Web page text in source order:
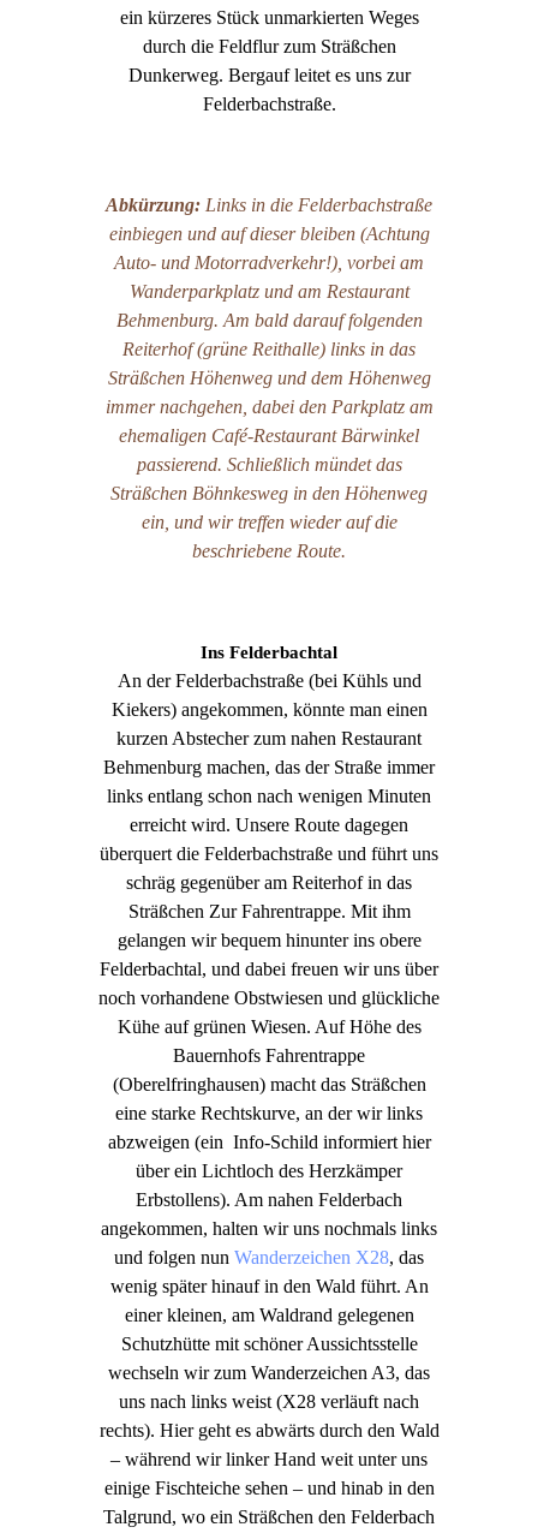
ein kürzeres Stück unmarkierten Weges
durch die Feldflur zum Sträßchen
Dunkerweg. Bergauf leitet es uns zur
Felderbachstraße.
Abkürzung: Links in die Felderbachstraße
einbiegen und auf dieser bleiben (Achtung
Auto- und Motorradverkehr!), vorbei am
Wanderparkplatz und am Restaurant
Behmenburg. Am bald darauf folgenden
Reiterhof (grüne Reithalle) links in das
Sträßchen Höhenweg und dem Höhenweg
immer nachgehen, dabei den Parkplatz am
ehemaligen Café-Restaurant Bärwinkel
passierend. Schließlich mündet das
Sträßchen Böhnkesweg in den Höhenweg
ein, und wir treffen wieder auf die
beschriebene Route.
Ins Felderbachtal
An der Felderbachstraße (bei Kühls und
Kiekers) angekommen, könnte man einen
kurzen Abstecher zum nahen Restaurant
Behmenburg machen, das der Straße immer
links entlang schon nach wenigen Minuten
erreicht wird. Unsere Route dagegen
überquert die Felderbachstraße und führt uns
schräg gegenüber am Reiterhof in das
Sträßchen Zur Fahrentrappe. Mit ihm
gelangen wir bequem hinunter ins obere
Felderbachtal, und dabei freuen wir uns über
noch vorhandene Obstwiesen und glückliche
Kühe auf grünen Wiesen. Auf Höhe des
Bauernhofs Fahrentrappe
(Oberelfringhausen) macht das Sträßchen
eine starke Rechtskurve, an der wir links
abzweigen (ein Info-Schild informiert hier
über ein Lichtloch des Herzkämper
Erbstollens). Am nahen Felderbach
angekommen, halten wir uns nochmals links
und folgen nun Wanderzeichen X28, das
wenig später hinauf in den Wald führt. An
einer kleinen, am Waldrand gelegenen
Schutzhütte mit schöner Aussichtsstelle
wechseln wir zum Wanderzeichen A3, das
uns nach links weist (X28 verläuft nach
rechts). Hier geht es abwärts durch den Wald
– während wir linker Hand weit unter uns
einige Fischteiche sehen – und hinab in den
Talgrund, wo ein Sträßchen den Felderbach